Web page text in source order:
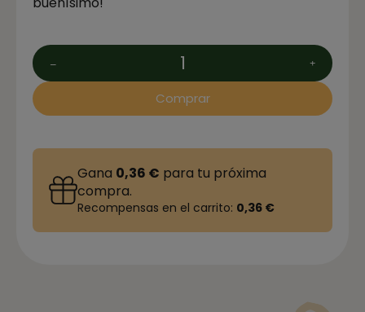
Comprar
Gana 0,36 € para tu próxima
compra.
Recompensas en el carrito: 0,36 €